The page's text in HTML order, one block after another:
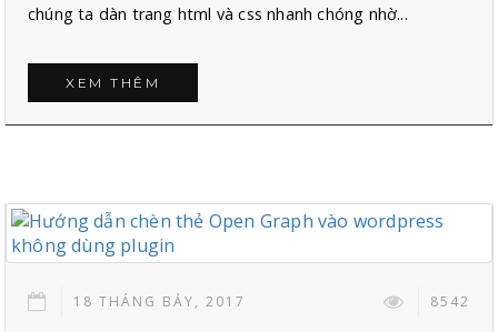
chúng ta dàn trang html và css nhanh chóng nhờ...
XEM THÊM
18 THÁNG BẢY, 2017 8542